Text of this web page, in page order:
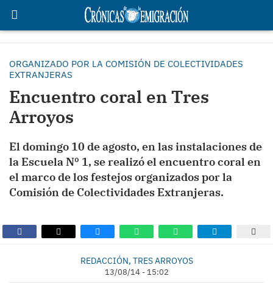
ORGANIZADO POR LA COMISIÓN DE COLECTIVIDADES
EXTRANJERAS
Encuentro coral en Tres
Arroyos
El domingo 10 de agosto, en las instalaciones de
la Escuela Nº 1, se realizó el encuentro coral en
el marco de los festejos organizados por la
Comisión de Colectividades Extranjeras.
REDACCIÓN, TRES ARROYOS
13/08/14 - 15:02